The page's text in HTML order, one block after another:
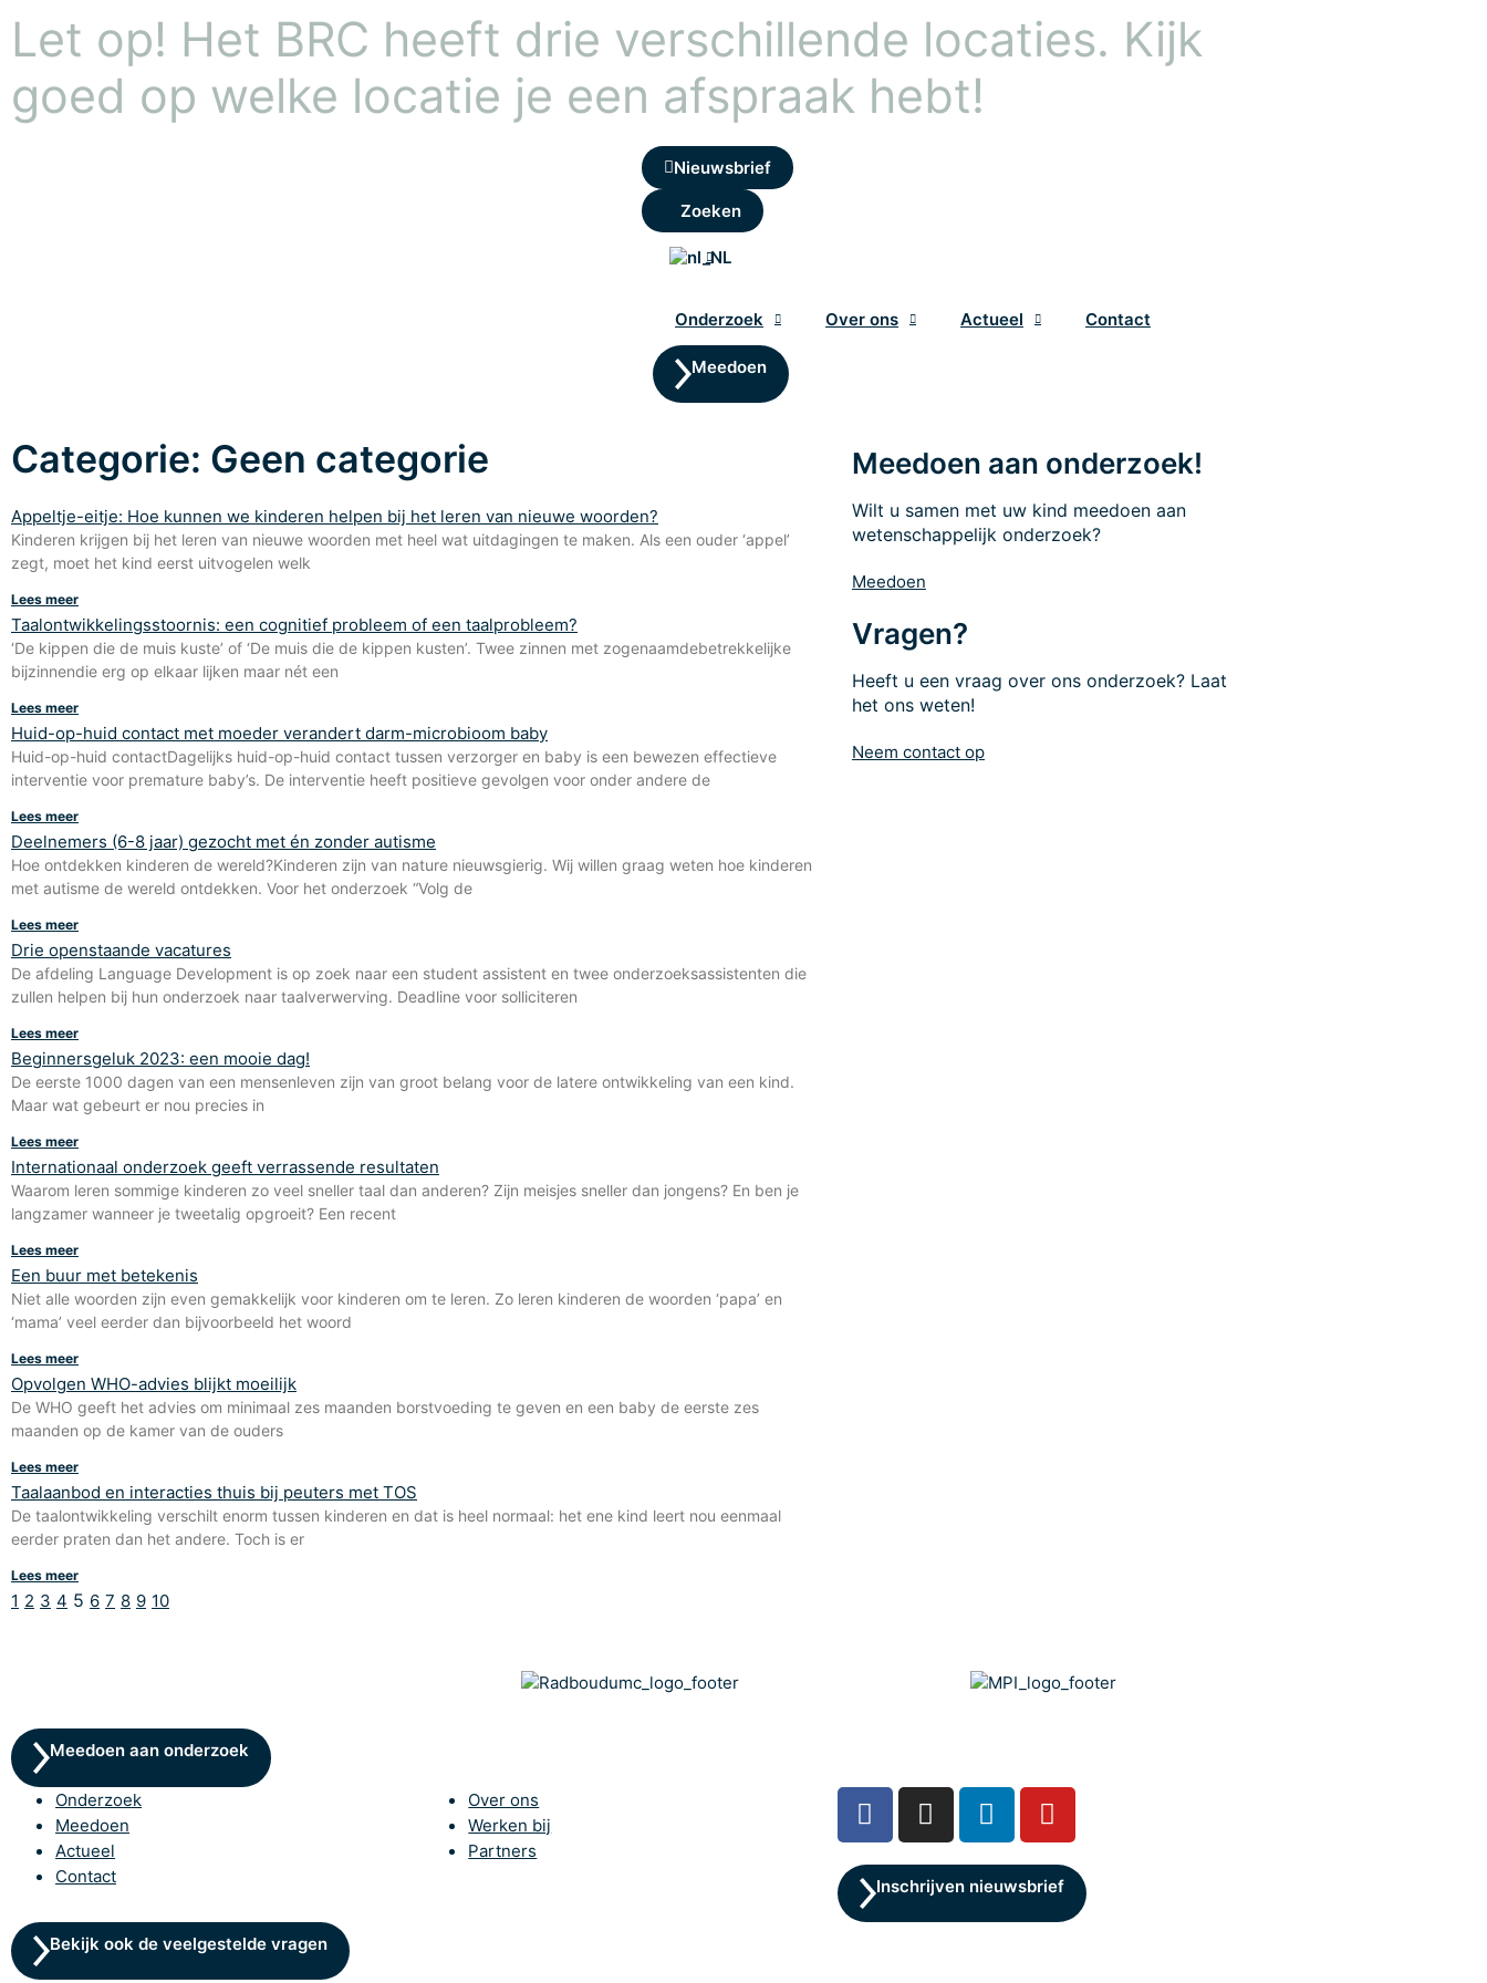
Let op! Het BRC heeft drie verschillende locaties. Kijk
goed op welke locatie je een afspraak hebt!
Nieuwsbrief
Zoeken
Onderzoek Over ons Actueel Contact
Meedoen
Categorie: Geen categorie
Appeltje-eitje: Hoe kunnen we kinderen helpen bij het leren van nieuwe woorden?
Kinderen krijgen bij het leren van nieuwe woorden met heel wat uitdagingen te maken. Als een ouder ‘appel’
zegt, moet het kind eerst uitvogelen welk
Lees meer
Taalontwikkelingsstoornis: een cognitief probleem of een taalprobleem?
‘De kippen die de muis kuste’ of ‘De muis die de kippen kusten’. Twee zinnen met zogenaamdebetrekkelijke
bijzinnendie erg op elkaar lijken maar nét een
Lees meer
Huid-op-huid contact met moeder verandert darm-microbioom baby
Huid-op-huid contactDagelijks huid-op-huid contact tussen verzorger en baby is een bewezen effectieve
interventie voor premature baby’s. De interventie heeft positieve gevolgen voor onder andere de
Lees meer
Deelnemers (6-8 jaar) gezocht met én zonder autisme
Hoe ontdekken kinderen de wereld?Kinderen zijn van nature nieuwsgierig. Wij willen graag weten hoe kinderen
met autisme de wereld ontdekken. Voor het onderzoek “Volg de
Lees meer
Drie openstaande vacatures
De afdeling Language Development is op zoek naar een student assistent en twee onderzoeksassistenten die
zullen helpen bij hun onderzoek naar taalverwerving. Deadline voor solliciteren
Lees meer
Beginnersgeluk 2023: een mooie dag!
De eerste 1000 dagen van een mensenleven zijn van groot belang voor de latere ontwikkeling van een kind.
Maar wat gebeurt er nou precies in
Lees meer
Internationaal onderzoek geeft verrassende resultaten
Waarom leren sommige kinderen zo veel sneller taal dan anderen? Zijn meisjes sneller dan jongens? En ben je
langzamer wanneer je tweetalig opgroeit? Een recent
Lees meer
Een buur met betekenis
Niet alle woorden zijn even gemakkelijk voor kinderen om te leren. Zo leren kinderen de woorden ‘papa’ en
‘mama’ veel eerder dan bijvoorbeeld het woord
Lees meer
Opvolgen WHO-advies blijkt moeilijk
De WHO geeft het advies om minimaal zes maanden borstvoeding te geven en een baby de eerste zes
maanden op de kamer van de ouders
Lees meer
Taalaanbod en interacties thuis bij peuters met TOS
De taalontwikkeling verschilt enorm tussen kinderen en dat is heel normaal: het ene kind leert nou eenmaal
eerder praten dan het andere. Toch is er
Lees meer
1 2 3 4 5 6 7 8 9 10
Meedoen aan onderzoek!
Wilt u samen met uw kind meedoen aan
wetenschappelijk onderzoek?
Meedoen
Vragen?
Heeft u een vraag over ons onderzoek? Laat
het ons weten!
Neem contact op
Meedoen aan onderzoek
Onderzoek
Meedoen
Actueel
Contact
Over ons
Werken bij
Partners
Inschrijven nieuwsbrief
Bekijk ook de veelgestelde vragen